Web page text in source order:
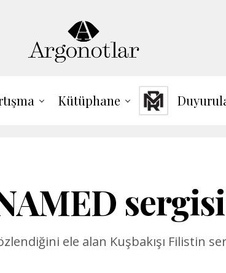
Kütüphane
ele alan Kuşbakışı Filistin